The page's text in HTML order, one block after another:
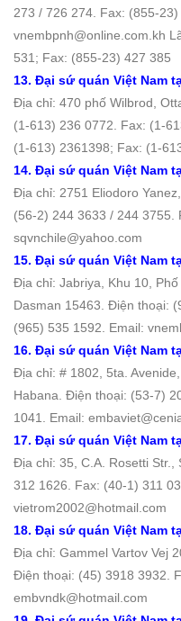
273 / 726 274. Fax: (855-
vnembpnh@online.com.kh
531; Fax: (855-23) 427 385
13. Đại sứ quán Việt Nam
Địa chỉ: 470 phố Wilbrod,
(1-613) 236 0772. Fax: (1-
(1-613) 2361398; Fax: (1-
14. Đại sứ quán Việt Nam
Địa chỉ: 2751 Eliodoro
(56-2) 244 3633 / 244 3755.
sqvnchile@yahoo.com
15. Đại sứ quán Việt Nam
Địa chỉ: Jabriya, Khu 10, Phố
Dasman 15463. Ðiện thoại:
(965) 535 1592. Email:
16. Đại sứ quán Việt Nam
Địa chỉ: # 1802, 5ta.
Habana. Ðiện thoại: (53-7)
1041. Email:
17. Đại sứ quán Việt Nam
Địa chỉ: 35, C.A. Rosetti
312 1626. Fax: (40-1) 311
vietrom2002@hotmail.com
18. Đại sứ quán Việt Nam
Địa chỉ: Gammel Vartov Vej
Ðiện thoại: (45) 3918 3932.
embvndk@hotmail.com